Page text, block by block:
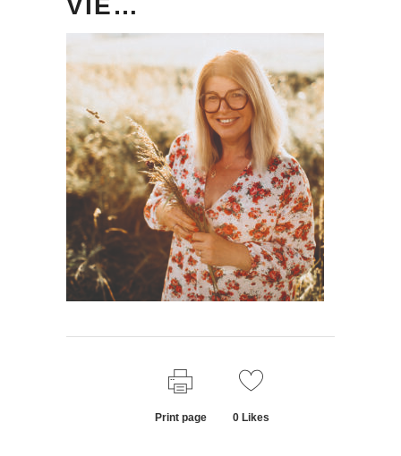
VIE…
Print page 0Likes